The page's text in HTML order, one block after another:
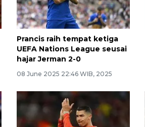
Prancis raih tempat ketiga
UEFA Nations League seusai
hajar Jerman 2-0
08 June 2025 22:46 WIB, 2025